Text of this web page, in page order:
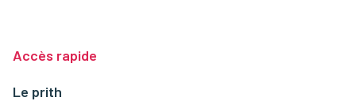
Accès rapide
Le prith